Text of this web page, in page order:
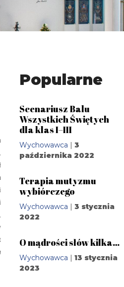
Popularne
Scenariusz Balu
Wszystkich Świętych
dla klas I–III
Wychowawca |3
października 2022
Terapia mutyzmu
wybiórczego
Wychowawca |3 stycznia
2022
O mądrości słów kilka…
Wychowawca |13 stycznia
2023